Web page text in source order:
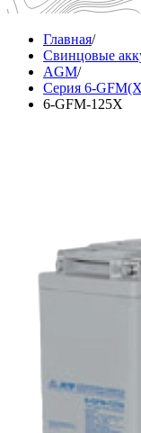
Главная/
Свинцовые
AGM/
Серия 6-
6-GFM-125X